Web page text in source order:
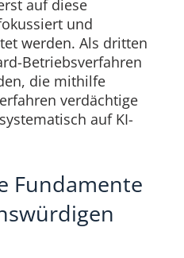
auf diese
und
werden. Als dritten
Betriebsverfahren
die mithilfe
verdächtige
auf KI-
Fundamente